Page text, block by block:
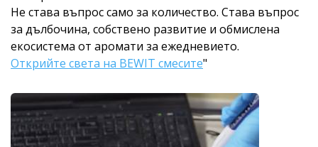
Не става въпрос само за количество. Става въпрос
за дълбочина, собствено развитие и обмислена
екосистема от аромати за ежедневието.
Открийте света на BEWIT смесите"